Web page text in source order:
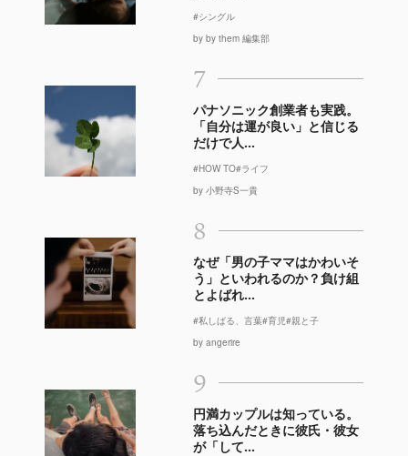
#シングル
by by them 編集部
7
パナソニック創業者も実践。
「自分は運が良い」と信じる
だけで人...
#HOW TO#ライフ
by 小野寺S一貴
8
なぜ「男の子ママはかわいそ
う」といわれるのか？負け組
とよばれ...
#私しばる、言葉#育児#親と子
by angerire
9
円満カップルは知っている。
落ち込んだときに彼氏・彼女
が「して...